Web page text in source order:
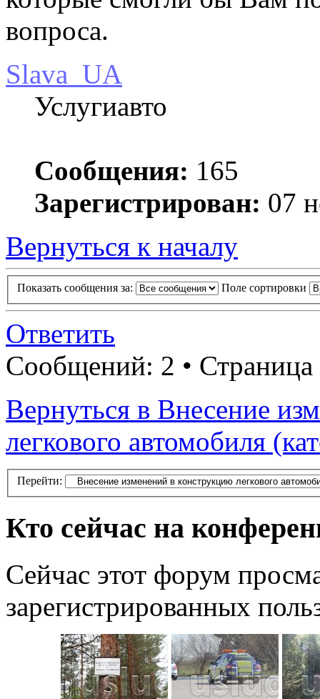
вопроса.
Slava_UA
Услугиавто
Сообщения: 165
Зарегистрирован: 07
Вернуться к началу
Показать сообщения за: Поле сортировки
Ответить
Сообщений: 2 • Страница
Вернуться в Внесение
легкового автомобиля
Перейти:
Кто сейчас на
Сейчас этот форум
зарегистрированных